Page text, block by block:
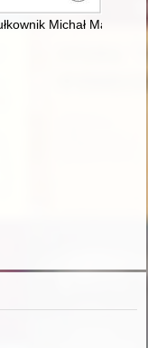
rokuMichał Marian
Bank of Poland -